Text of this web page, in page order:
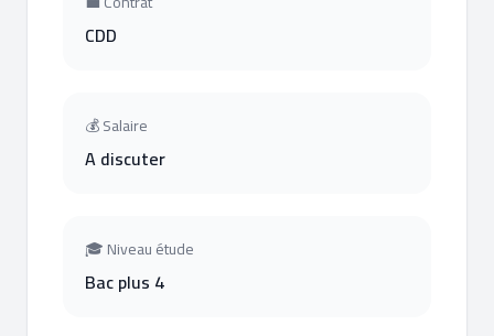
CDD
💰 Salaire
A discuter
🎓 Niveau étude
Bac plus 4